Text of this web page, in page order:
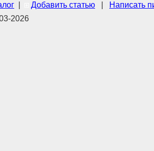
Добавить статью
Написать
2026